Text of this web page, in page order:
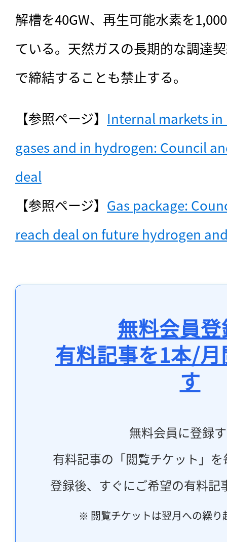
解槽を40GW、再生可能水素を
ている。天然ガスの長期的な調達
で締結することも禁止する。
【参照ページ】 Internal markets
gases and in hydrogen: Council
deal
【参照ページ】 Gas package:
reach deal on future hydrogen
無料会員
有料記事を1本/
す
無料会員に登録
有料記事の「閲覧チケット」
登録後、すぐにご希望の有料記
※ 閲覧チケットは翌月への繰り